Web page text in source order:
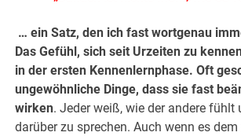
… ein Satz, den ich fast wortgenau
Das Gefühl, sich seit Urzeiten zu
in der ersten Kennenlernphase. Oft
ungewöhnliche Dinge, dass sie fast
wirken. Jeder weiß, wie der andere fühlt
darüber zu sprechen. Auch wenn es